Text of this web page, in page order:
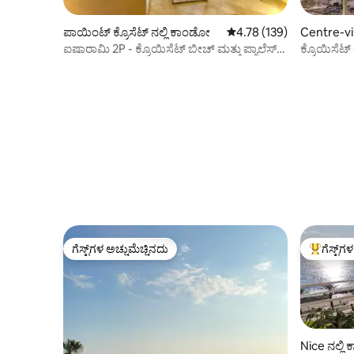
ಪಾಯಿಂಟ್ ಕ್ರೊಸೆಟ್ ನಲ್ಲಿ ಕಾಂಡೋ 5 ರಲ್ಲಿ 4.78 ಸರಾಸರಿ
4.78 (139)
ಐಷಾರಾಮಿ 2P - ಕ್ರೊಯಿಸೆಟ್ ಬೀಚ್ ಮತ್ತು ಪ್ಯಾಲೆಸ್‌ಗೆ
Centre-
ಕ್ರೊಯಿಸೆಟ್
ಗೆಸ್ಟ್‌ಗಳ ಅಚ್ಚುಮೆಚ್ಚಿನದು
ಗೆಸ್ಟ್‌ಗಳ ಅಚ್ಚುಮೆಚ್ಚಿನದು ಗೆಸ್ಟ್‌ಗಳಿಗೆ
Nice ನಲ್ಲಿ